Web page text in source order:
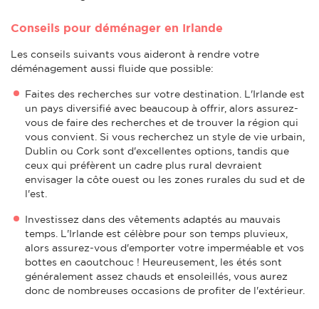
Conseils pour déménager en Irlande
Les conseils suivants vous aideront à rendre votre
déménagement aussi fluide que possible:
Faites des recherches sur votre destination. L'Irlande est
un pays diversifié avec beaucoup à offrir, alors assurez-
vous de faire des recherches et de trouver la région qui
vous convient. Si vous recherchez un style de vie urbain,
Dublin ou Cork sont d'excellentes options, tandis que
ceux qui préfèrent un cadre plus rural devraient
envisager la côte ouest ou les zones rurales du sud et de
l'est.
Investissez dans des vêtements adaptés au mauvais
temps. L'Irlande est célèbre pour son temps pluvieux,
alors assurez-vous d'emporter votre imperméable et vos
bottes en caoutchouc ! Heureusement, les étés sont
généralement assez chauds et ensoleillés, vous aurez
donc de nombreuses occasions de profiter de l'extérieur.